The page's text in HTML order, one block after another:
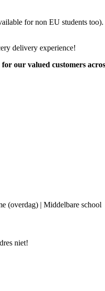
for non EU students too).
delivery experience!
our valued customers
(overdag) | Middelbare school
niet!